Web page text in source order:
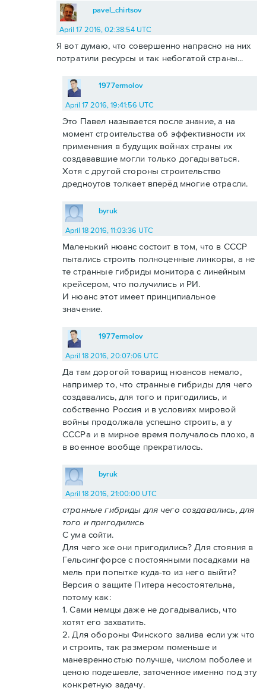
pavel_chirtsov
April 17 2016, 02:38:54 UTC
Я вот думаю, что совершенно напрасно на них
потратили ресурсы и так небогатой страны...
1977ermolov
April 17 2016, 19:41:56 UTC
Это Павел называется после знание, а на
момент строительства об эффективности их
применения в будущих войнах страны их
создававшие могли только догадываться.
Хотя с другой стороны строительство
дредноутов толкает вперёд многие отрасли.
byruk
April 18 2016, 11:03:36 UTC
Маленький нюанс состоит в том, что в СССР
пытались строить полноценные линкоры, а не
те странные гибриды монитора с линейным
крейсером, что получились и РИ.
И нюанс этот имеет принципиальное
значение.
1977ermolov
April 18 2016, 20:07:06 UTC
Да там дорогой товарищ нюансов немало,
например то, что странные гибриды для чего
создавались, для того и пригодились, и
собственно Россия и в условиях мировой
войны продолжала успешно строить, а у
СССРа и в мирное время получалось плохо, а
в военное вообще прекратилось.
byruk
April 18 2016, 21:00:00 UTC
странные гибриды для чего создавались, для
того и пригодились
С ума сойти.
Для чего же они пригодились? Для стояния в
Гельсингфорсе с постоянными посадками на
мель при попытке куда-то из него выйти?
Версия о защите Питера несостоятельна,
потому как:
1. Сами немцы даже не догадывались, что
хотят его захватить.
2. Для обороны Финского залива если уж что
и строить, так размером поменьше и
маневренностью получше, числом поболее и
ценою подешевле, заточенное именно под эту
конкретную задачу.